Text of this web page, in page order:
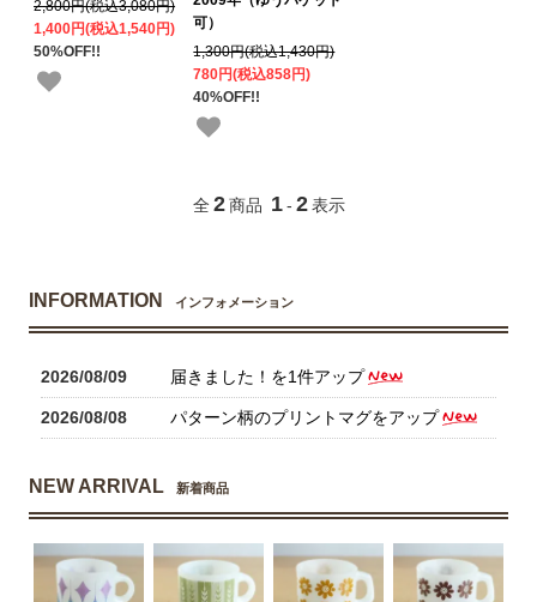
2,800円(税込3,080円)
1,400円(税込1,540円)
50%OFF!!
可）
1,300円(税込1,430円)
780円(税込858円)
40%OFF!!
全 2 商品 1 - 2 表示
INFORMATION インフォメーション
2026/08/09 届きました！を1件アップ
2026/08/08 パターン柄のプリントマグをアップ
NEW ARRIVAL 新着商品